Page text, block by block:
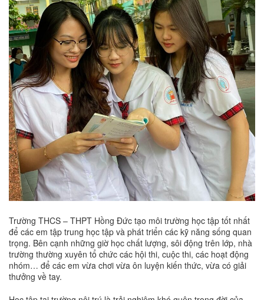
Trường THCS – THPT Hồng Đức tạo môi trường học tập tốt nhất
để các em tập trung học tập và phát triển các kỹ năng sống quan
trọng. Bên cạnh những giờ học chất lượng, sôi động trên lớp, nhà
trường thường xuyên tổ chức các hội thi, cuộc thi, các hoạt động
nhóm… để các em vừa chơi vừa ôn luyện kiến thức, vừa có giải
thưởng về tay.